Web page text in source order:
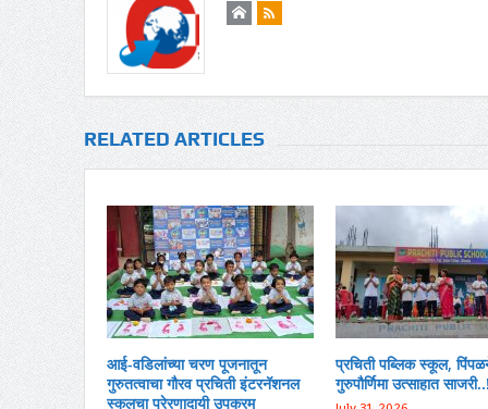
RELATED ARTICLES
आई-वडिलांच्या चरण पूजनातून
गुरुतत्वाचा गौरव प्रचिती इंटरनॅशनल
स्कूलचा प्रेरणादायी उपक्रम
प्रचिती पब्लिक स्कूल,
गुरुपौर्णिमा उत्साहात